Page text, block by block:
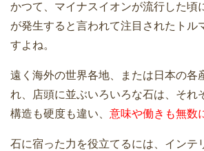
かつて、マイナスイオンが流行した頃
が発生すると言われて注目されたトル
すよね。
遠く海外の世界各地、または日本の各
れ、店頭に並ぶいろいろな石は、それ
構造も硬度も違い、 意味や働きも無数
石に宿った力を役立てるには、インテ